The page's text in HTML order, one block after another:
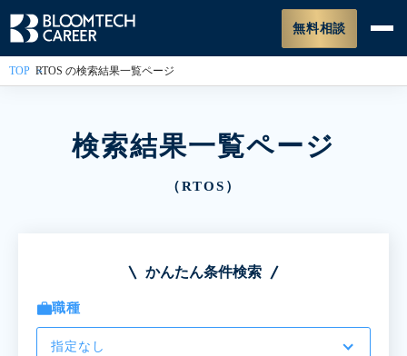
無料相談
TOP RTOS の検索結果一覧ページ
検索結果一覧ページ
（RTOS）
かんたん条件検索
職種
指定なし